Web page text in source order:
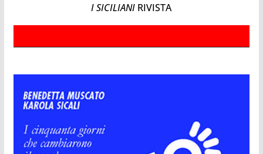
I SICILIANI RIVISTA